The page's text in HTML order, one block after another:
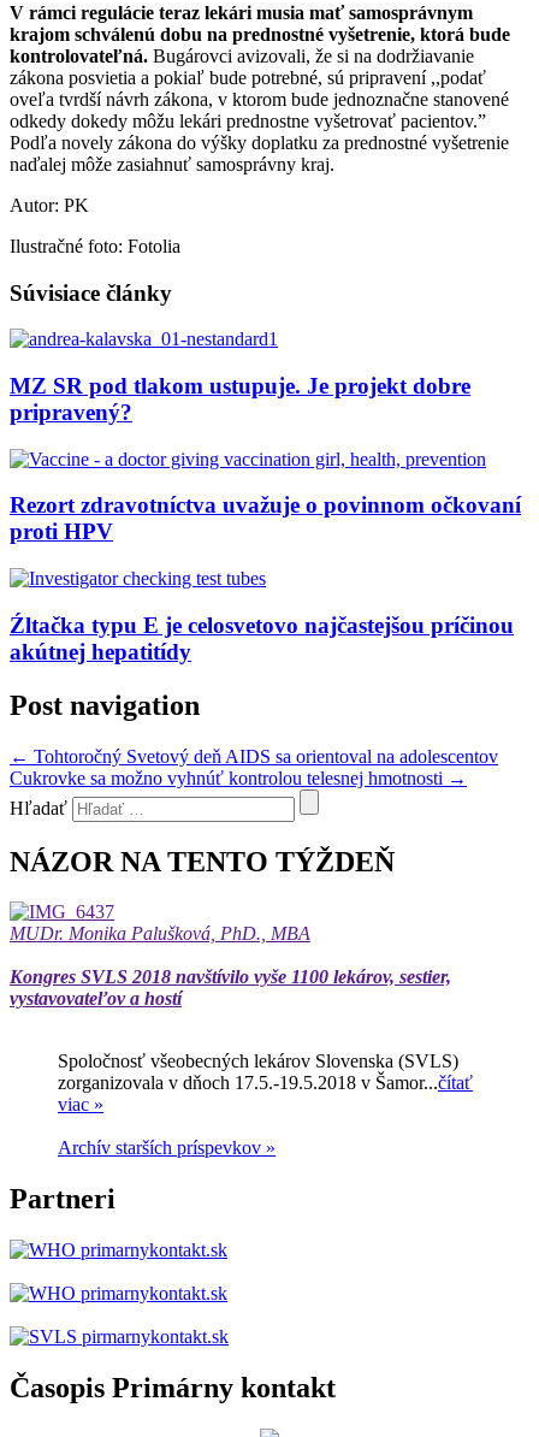
V rámci regulácie teraz lekári musia mať samosprávnym
krajom schválenú dobu na prednostné vyšetrenie, ktorá bude
kontrolovateľná. Bugárovci avizovali, že si na dodržiavanie
zákona posvietia a pokiaľ bude potrebné, sú pripravení ,,podať
oveľa tvrdší návrh zákona, v ktorom bude jednoznačne stanovené
odkedy dokedy môžu lekári prednostne vyšetrovať pacientov.”
Podľa novely zákona do výšky doplatku za prednostné vyšetrenie
naďalej môže zasiahnuť samosprávny kraj.
Autor: PK
Ilustračné foto: Fotolia
Súvisiace články
MZ SR pod tlakom ustupuje. Je projekt dobre
pripravený?
Rezort zdravotníctva uvažuje o povinnom očkovaní
proti HPV
Źltačka typu E je celosvetovo najčastejšou príčinou
akútnej hepatitídy
Post navigation
← Tohtoročný Svetový deň AIDS sa orientoval na adolescentov
Cukrovke sa možno vyhnúť kontrolou telesnej hmotnosti →
Hľadať
NÁZOR NA TENTO TÝŽDEŇ
MUDr. Monika Palušková, PhD., MBA
Kongres SVLS 2018 navštívilo vyše 1100 lekárov, sestier,
vystavovateľov a hostí
Spoločnosť všeobecných lekárov Slovenska (SVLS)
zorganizovala v dňoch 17.5.-19.5.2018 v Šamor...čítať
viac »
Archív starších príspevkov »
Partneri
Časopis Primárny kontakt